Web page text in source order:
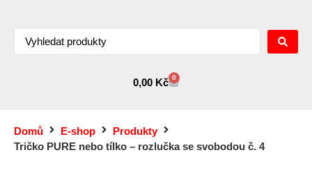
0,00 Kč 0
Domů E-shop
Produkty
Tričko PURE nebo tílko – rozlučka se svobodou č. 4